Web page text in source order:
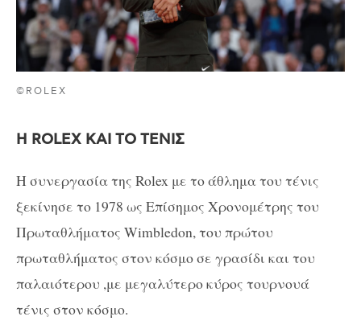
©ROLEX
Η ROLEX KAI TO TENIΣ
H συνεργασία της Rolex με το άθλημα του τένις
ξεκίνησε το 1978 ως Επίσημος Χρονομέτρης του
Πρωταθλήματος Wimbledon, του πρώτου
πρωταθλήματος στον κόσμο σε γρασίδι και του
παλαιότερου ,με μεγαλύτερο κύρος τουρνουά
τένις στον κόσμο.